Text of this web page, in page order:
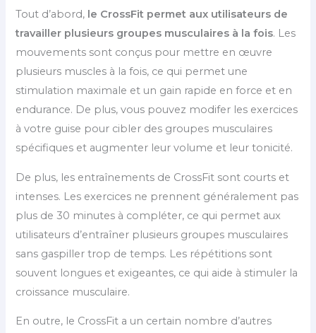
Tout d’abord, le CrossFit permet aux utilisateurs de
travailler plusieurs groupes musculaires à la fois. Les
mouvements sont conçus pour mettre en œuvre
plusieurs muscles à la fois, ce qui permet une
stimulation maximale et un gain rapide en force et en
endurance. De plus, vous pouvez modifer les exercices
à votre guise pour cibler des groupes musculaires
spécifiques et augmenter leur volume et leur tonicité.
De plus, les entraînements de CrossFit sont courts et
intenses. Les exercices ne prennent généralement pas
plus de 30 minutes à compléter, ce qui permet aux
utilisateurs d’entraîner plusieurs groupes musculaires
sans gaspiller trop de temps. Les répétitions sont
souvent longues et exigeantes, ce qui aide à stimuler la
croissance musculaire.
En outre, le CrossFit a un certain nombre d’autres